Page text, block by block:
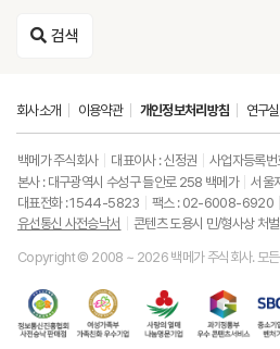
검색
회사소개 이용약관 개인정보처리방침 연구실
백메가 주식회사 대표이사 : 신정권
사업자등록
본사 : 대구광역시 수성구 들안로 258 백메가
서울
대표전화 : 1544-5823
팩스 : 02-6008-6920
유선통신 사전승낙서
콘텐츠 도용시 민/형사상 처
Copyright © 2008 ~ 2026 백메가 주식회사. 모든
정
보
가
랑
의
열
통
중
소
기
업